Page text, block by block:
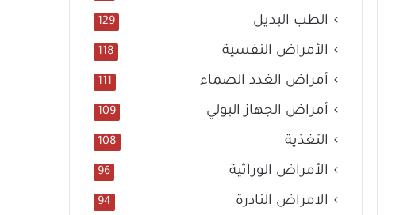
الطب البديل 129
الأمراض النفسية 118
أمراض الغدد الصماء 111
أمراض الجهاز البولي 109
التغذية 108
الأمراض الوراثية 96
الامراض النادرة 94